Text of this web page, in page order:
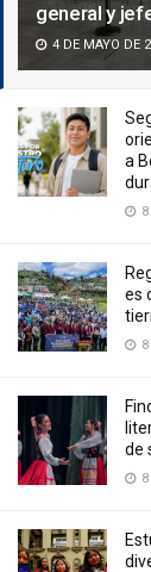
general y
4 DE MAYO DE
a
es
de